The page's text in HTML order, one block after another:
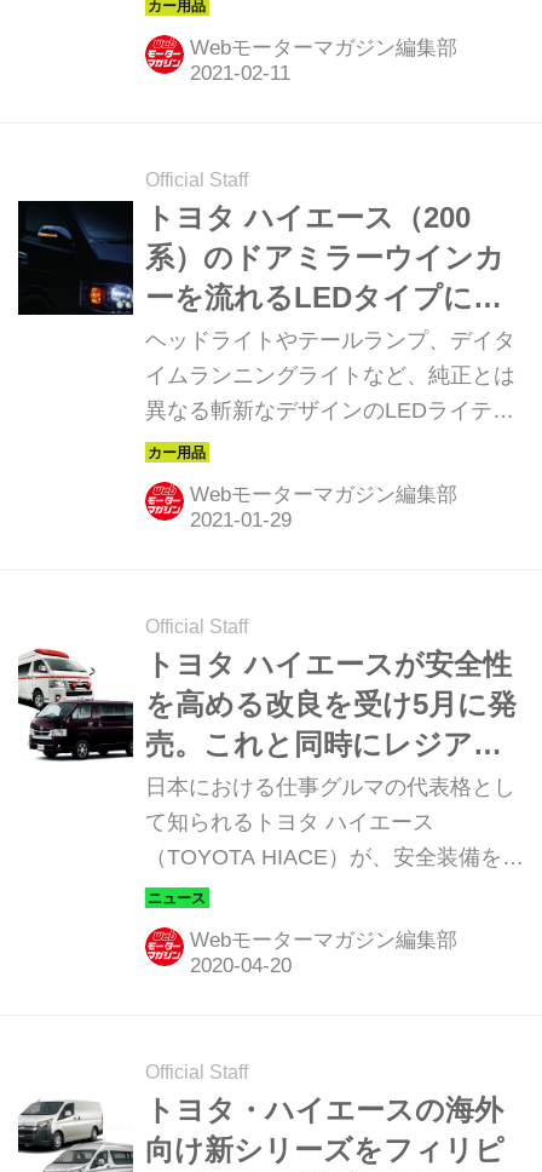
レンティ」から、200系トヨタ ハイエ
ース／レジアスエース用の「ジュエル
Webモーターマガジン編集部
Official Staff
トヨタ ハイエース（200
系）のドアミラーウインカ
ーを流れるLEDタイプに変
身！
ヘッドライトやテールランプ、デイタ
イムランニングライトなど、純正とは
異なる斬新なデザインのLEDライティ
ングキットをリリースしている「ヴァ
レンティ」から、200系トヨタ ハイエ
ース／レジアスエース用の「ジュエル
Webモーターマガジン編集部
Official Staff
トヨタ ハイエースが安全性
を高める改良を受け5月に発
売。これと同時にレジアス
エースは廃止に
日本における仕事グルマの代表格とし
て知られるトヨタ ハイエース
（TOYOTA HIACE）が、安全装備を充
実化させる一部改良を受け2020年5月1
日に発売される。またハイエースをベ
ースにしたトヨタ救急車も一部改良さ
Webモーターマガジン編集部
Official Staff
トヨタ・ハイエースの海外
向け新シリーズをフィリピ